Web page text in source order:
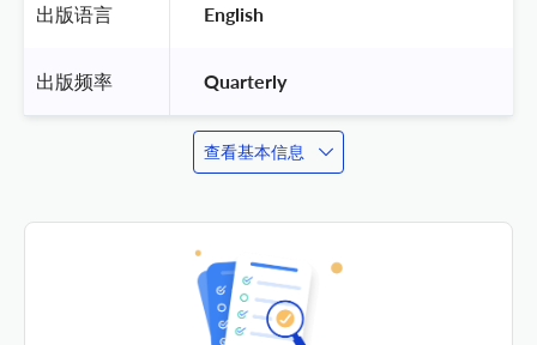
出版语言 English
出版频率 Quarterly
查看基本信息